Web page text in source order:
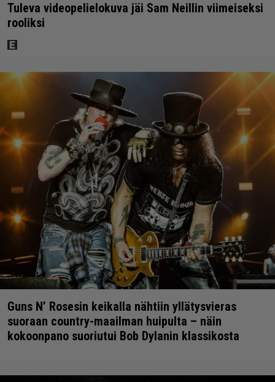
Tuleva videopelielokuva jäi Sam Neillin viimeiseksi
rooliksi
Guns N’ Rosesin keikalla nähtiin yllätysvieras
suoraan country-maailman huipulta – näin
kokoonpano suoriutui Bob Dylanin klassikosta